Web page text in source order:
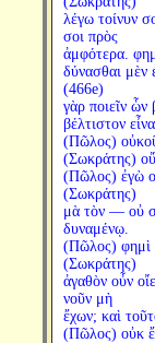
λέγω τοίνυν
σοι πρὸς
ἀμφότερα.
δύνασθαι μὲν
(466e)
γὰρ ποιεῖν ὧν
βέλτιστον
(Πῶλος)
(Σωκράτης)
(Πῶλος) ἐγὼ
(Σωκράτης)
μὰ τὸν — οὐ
δυναμένῳ.
(Πῶλος) φημὶ
(Σωκράτης)
ἀγαθὸν οὖν
νοῦν μὴ
ἔχων; καὶ
(Πῶλος) οὐκ